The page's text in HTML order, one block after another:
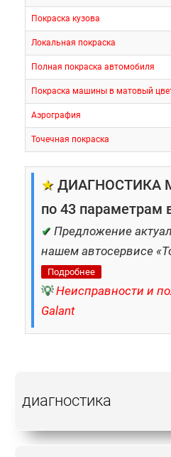
Покраска кузова
Локальная покраска
Полная покраска автомобиля
Покраска машины в матовый
Аэрография
Точечная покраска
★ ДИАГНОСТИКА
по 43 параметрам
✔ Предложение
нашем автосервисе
Подробнее
💡 Неисправности и
Galant
диагностика